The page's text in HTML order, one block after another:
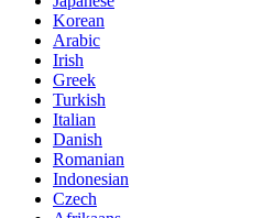
Korean
Arabic
Irish
Greek
Turkish
Italian
Danish
Romanian
Indonesian
Czech